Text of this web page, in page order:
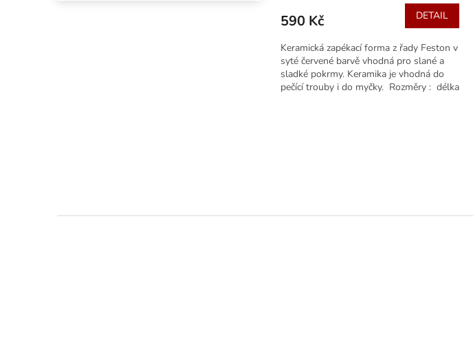
590 Kč DETAIL
Keramická zapékací forma z řady Feston v
syté červené barvě vhodná pro slané a
sladké pokrmy. Keramika je vhodná do
pečící trouby i do myčky. Rozměry : délka